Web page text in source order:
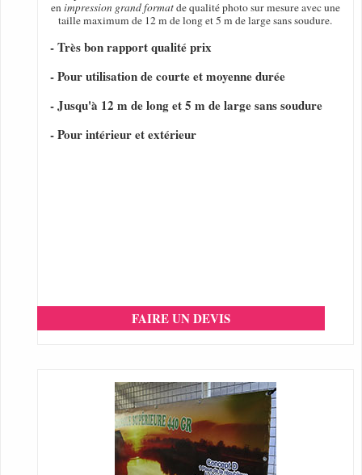
enimpression grand formatde qualité photo sur mesure avec une
taille maximum de 12 m de long et 5 m de large sans soudure.
- Très bon rapport qualité prix
- Pour utilisation de courte et moyenne durée
- Jusqu'à 12 m de long et 5 m de large sans soudure
- Pour intérieur et extérieur
FAIRE UN DEVIS